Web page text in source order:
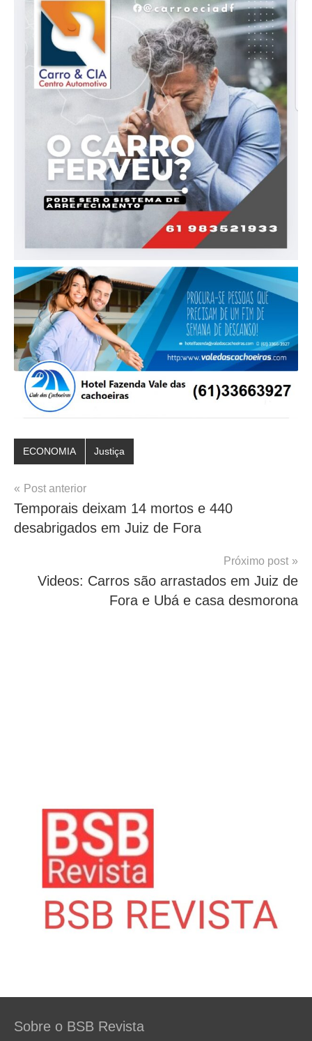
ECONOMIA Justiça
Navegação
de
Post
Post anterior
Temporais deixam 14 mortos e 440
desabrigados em Juiz de Fora
Próximo post
Videos: Carros são arrastados em Juiz de
Fora e Ubá e casa desmorona
Sobre o BSB Revista